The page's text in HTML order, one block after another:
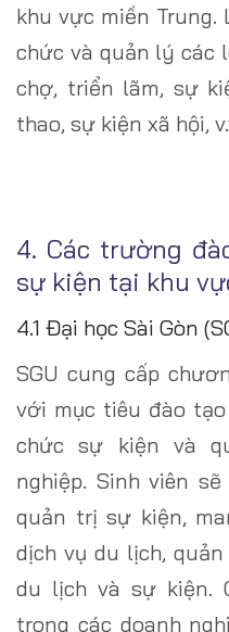
khu vực miền Trung.
chức và quản lý các
chợ, triển lãm, sự
thao, sự kiện xã hội,
4. Các trường
sự kiện tại khu
4.1 Đại học Sài Gòn
SGU cung cấp
với mục tiêu đào
chức sự kiện và
nghiệp. Sinh viên
quản trị sự kiện,
dịch vụ du lịch,
du lịch và sự kiện.
trong các doanh